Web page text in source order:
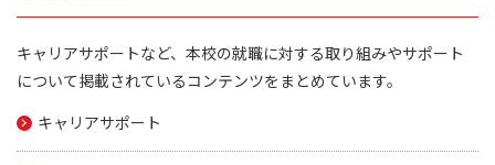
キャリアサポートなど、本校の就職に対する取り組みやサポート
について掲載されているコンテンツをまとめています。
キャリアサポート